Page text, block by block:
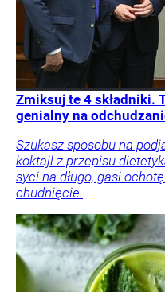
Zmiksuj te 4 składniki.
genialny na
Szukasz sposobu na
koktajl z przepisu
syci na długo, gasi
chudnięcie.